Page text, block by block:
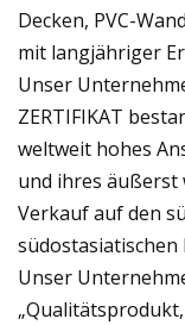
Decken, PVC-
mit langjähriger
Unser
ZERTIFIKAT
weltweit hohes
und ihres äußerst
Verkauf auf den
südostasiatischen
Unser